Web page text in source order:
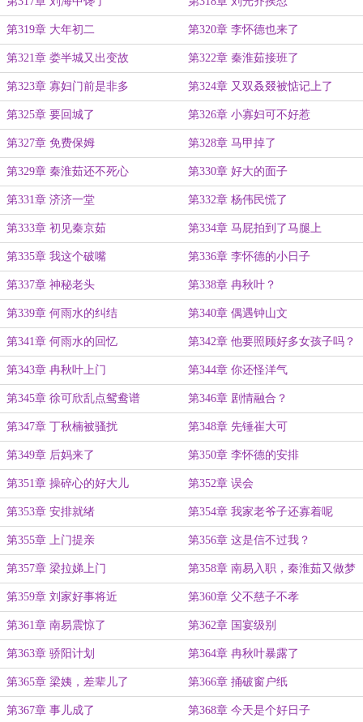
第319章 大年初二 第320章 李怀德也来了
第321章 娄半城又出变故 第322章 秦淮茹接班了
第323章 寡妇门前是非多 第324章 又双叒叕被惦记上了
第325章 要回城了 第326章 小寡妇可不好惹
第327章 免费保姆 第328章 马甲掉了
第329章 秦淮茹还不死心 第330章 好大的面子
第331章 济济一堂 第332章 杨伟民慌了
第333章 初见秦京茹 第334章 马屁拍到了马腿上
第335章 我这个破嘴 第336章 李怀德的小日子
第337章 神秘老头 第338章 冉秋叶？
第339章 何雨水的纠结 第340章 偶遇钟山文
第341章 何雨水的回忆 第342章 他要照顾好多女孩子吗？
第343章 冉秋叶上门 第344章 你还怪洋气
第345章 徐可欣乱点鸳鸯谱 第346章 剧情融合？
第347章 丁秋楠被骚扰 第348章 先锤崔大可
第349章 后妈来了 第350章 李怀德的安排
第351章 操碎心的好大儿 第352章 误会
第353章 安排就绪 第354章 我家老爷子还寡着呢
第355章 上门提亲 第356章 这是信不过我？
第357章 梁拉娣上门 第358章 南易入职，秦淮茹又做梦
第359章 刘家好事将近 第360章 父不慈子不孝
第361章 南易震惊了 第362章 国宴级别
第363章 骄阳计划 第364章 冉秋叶暴露了
第365章 梁姨，差辈儿了 第366章 捅破窗户纸
第367章 事儿成了 第368章 今天是个好日子